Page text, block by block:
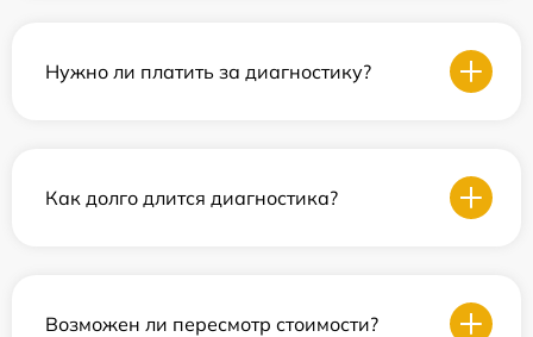
Нужно ли платить за диагностику?
Как долго длится диагностика?
Возможен ли пересмотр стоимости?